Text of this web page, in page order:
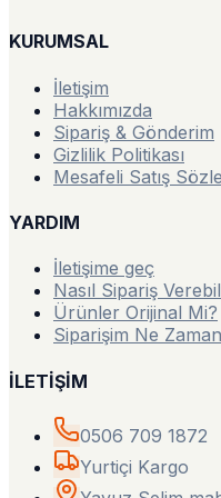
KURUMSAL
İletişim
Hakkımızda
Sipariş & Gönderim
Gizlilik Politikası
Mesafeli Satış
YARDIM
İletişime geç
Nasıl Sipariş
Ürünler Orijinal Mi?
Siparişim Ne
İLETİŞİM
0506 709 1872
Yurtiçi Kargo